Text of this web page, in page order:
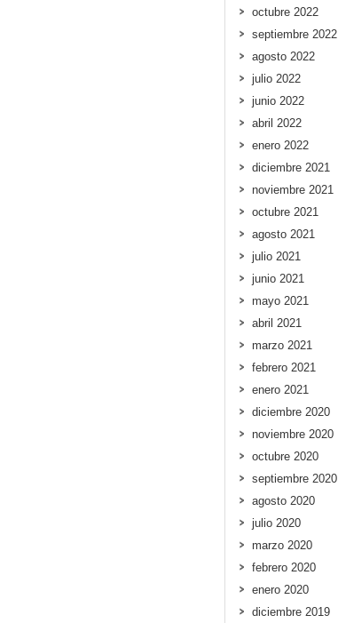
octubre 2022
septiembre 2022
agosto 2022
julio 2022
junio 2022
abril 2022
enero 2022
diciembre 2021
noviembre 2021
octubre 2021
agosto 2021
julio 2021
junio 2021
mayo 2021
abril 2021
marzo 2021
febrero 2021
enero 2021
diciembre 2020
noviembre 2020
octubre 2020
septiembre 2020
agosto 2020
julio 2020
marzo 2020
febrero 2020
enero 2020
diciembre 2019